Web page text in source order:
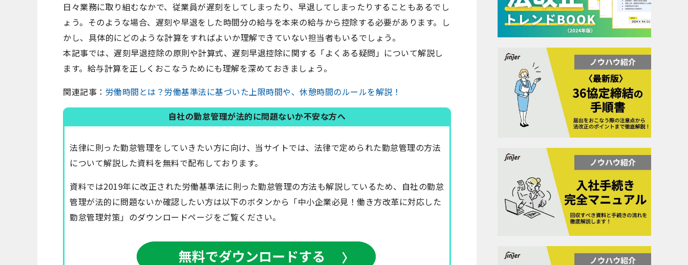
日々業務に取り組むなかで、従業員が遅刻をしてしまったり、早退してしまったりすることもあるでし
ょう。そのような場合、遅刻や早退をした時間分の給与を本来の給与から控除する必要があります。し
かし、具体的にどのような計算をすればよいか理解できていない担当者もいるでしょう。
本記事では、遅刻早退控除の原則や計算式、遅刻早退控除に関する「よくある疑問」について解説し
ます。給与計算を正しくおこなうためにも理解を深めておきましょう。
関連記事： 労働時間とは？労働基準法に基づいた上限時間や、休憩時間のルールを解説！
自社の勤怠管理が法的に問題ないか不安な方へ
法律に則った勤怠管理をしていきたい方に向け、当サイトでは、法律で定められた勤怠管理の方法
について解説した資料を無料で配布しております。
資料では2019年に改正された労働基準法に則った勤怠管理の方法も解説しているため、自社の勤怠
管理が法的に問題ないか確認したい方は以下のボタンから「中小企業必見！働き方改革に対応した
勤怠管理対策」のダウンロードページをご覧ください。